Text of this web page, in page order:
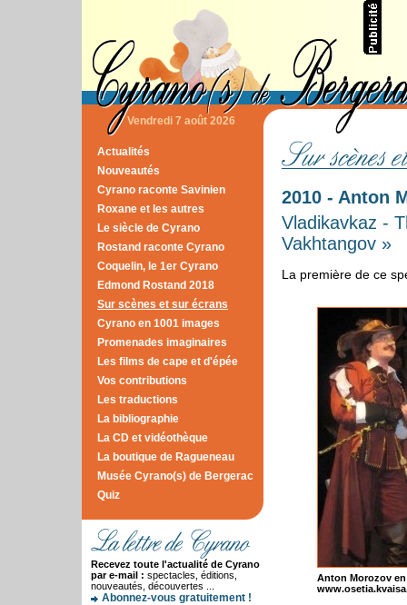
Vendredi 7 août 2026
Actualités
Nouveautés
Cyrano raconte Savinien
Roxane et les autres
Le siècle de Cyrano
Rostand raconte Cyrano
Coquelin, le 1er Cyrano
Edmond Rostand 2018
Sur scènes et sur écrans
Cyrano en 1001 images
Promenades imaginaires
Les films de cape et d'épée
Vos contributions
Les traductions
La bibliographie
La CD et vidéothèque
La boutique de Ragueneau
Musée Cyrano(s) de Bergerac
Quiz
Recevez toute l'actualité de Cyrano
par e-mail : spectacles, éditions,
nouveautés, découvertes ...
Abonnez-vous gratuitement !
2010 - Anton
Vladikavkaz -
Vakhtangov »
La première de ce
Anton Morozov